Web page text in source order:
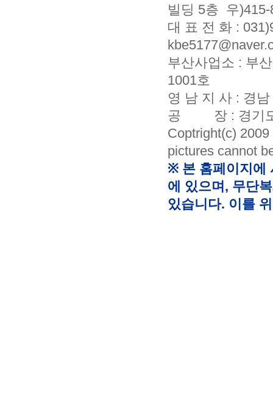
빌딩 5층 우)415-
대 표 전 화 :
부산사업소 : 부
1001호
영 남 지 사 : 경
공 장 : 경기도
Coptright(c)
pictures cannot
※ 본 홈페이지에
에 있으며, 무단
있습니다. 이를